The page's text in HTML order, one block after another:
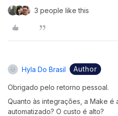
3 people like this
Hyla Do Brasil Author
Obrigado pelo retorno pessoal.
Quanto às integrações, a Make é
automatizado? O custo é alto?